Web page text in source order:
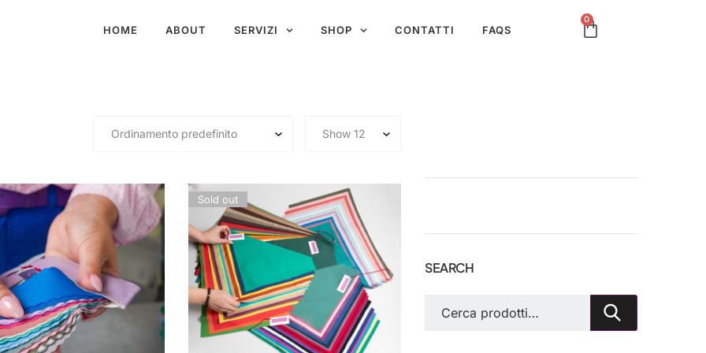
HOME ABOUT SERVIZI SHOP CONTATTI FAQS
0
Sold out
SEARCH